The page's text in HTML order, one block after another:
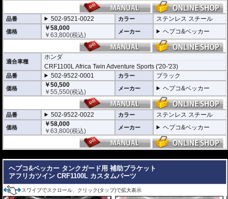
品番 502-9521-0022 カラー ステンレス スチール
価格
￥58,000
￥63,800(税込) メーカー ヘプコ&ベッカー
適合車種
ホンダ
CRF1100L Africa Twin Adventure Sports ('20-'23)
品番 502-9522-0001 カラー ブラック
価格
￥50,500
￥55,550(税込) メーカー ヘプコ&ベッカー
品番 502-9522-0022 カラー ステンレス スチール
価格
￥58,000
￥63,800(税込) メーカー ヘプコ&ベッカー
ヘプコ&ベッカー タンクガード用 補助ブラケット
アフリカツイン CRF1100L カスタムパーツ
スワイプでスクロール、クリック(タップ)で拡大表示